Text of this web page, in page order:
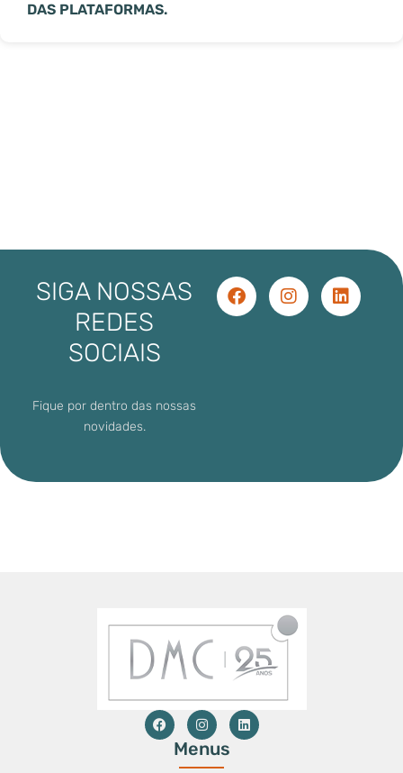
DAS PLATAFORMAS.
SIGA NOSSAS
REDES
SOCIAIS
Fique por dentro das nossas
novidades.
Menus